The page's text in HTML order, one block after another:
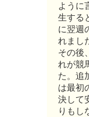
ように
生する
に翌週
れまし
その後
れが競
た。追
は最初
決して
りもし